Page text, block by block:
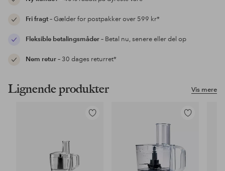
Fri fragt– Gælder for postpakker over 599 kr*
Fleksible betalingsmåder– Betal nu, senere eller del op
Nem retur– 30 dages returret*
Vis mere
Lignende produkter
Tilføj
Tilføj